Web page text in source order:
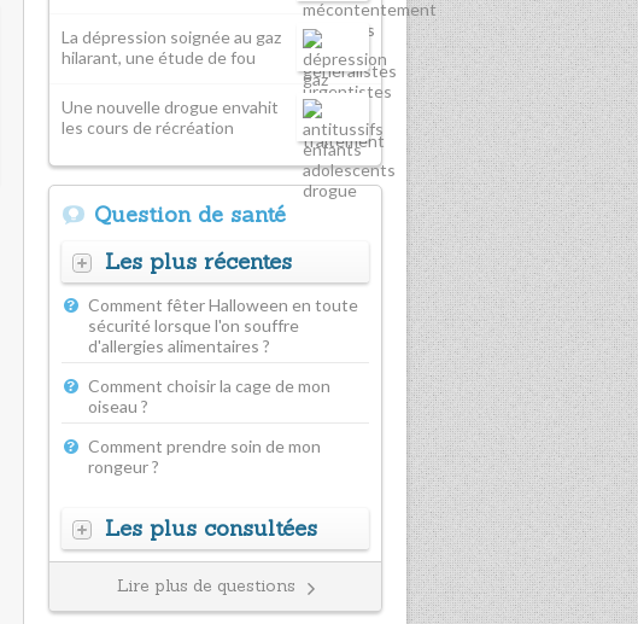
La dépression soignée au gaz
hilarant, une étude de fou
Une nouvelle drogue envahit
les cours de récréation
Question de santé
Les plus récentes
Comment fêter Halloween en toute
sécurité lorsque l'on souffre
d'allergies alimentaires ?
Comment choisir la cage de mon
oiseau ?
Comment prendre soin de mon
rongeur ?
Les plus consultées
Lire plus de questions